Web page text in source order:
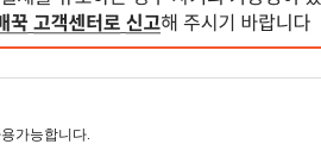
가능합니다.